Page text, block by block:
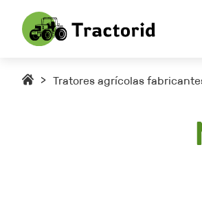
> Tratores agrícolas